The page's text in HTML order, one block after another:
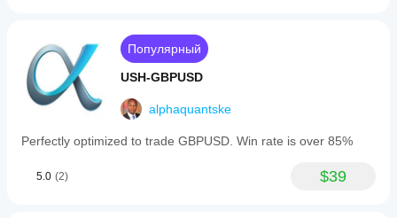
Популярный
USH-GBPUSD
alphaquantske
Perfectly optimized to trade GBPUSD. Win rate is over 85%
5.0 (2) $39